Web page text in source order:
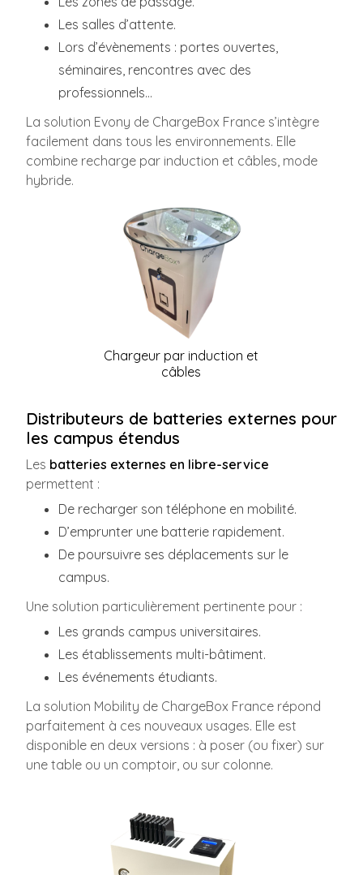
Les salles d’attente.
Lors d’évènements : portes ouvertes,
séminaires, rencontres avec des
professionnels…
La solution Evony de ChargeBox France s’intègre
facilement dans tous les environnements. Elle
combine recharge par induction et câbles, mode
hybride.
Chargeur par induction et
câbles
Distributeurs de batteries externes pour
les campus étendus
Les batteries externes en libre-service
permettent :
De recharger son téléphone en mobilité.
D’emprunter une batterie rapidement.
De poursuivre ses déplacements sur le
campus.
Une solution particulièrement pertinente pour :
Les grands campus universitaires.
Les établissements multi-bâtiment.
Les événements étudiants.
La solution Mobility de ChargeBox France répond
parfaitement à ces nouveaux usages. Elle est
disponible en deux versions : à poser (ou fixer) sur
une table ou un comptoir, ou sur colonne.